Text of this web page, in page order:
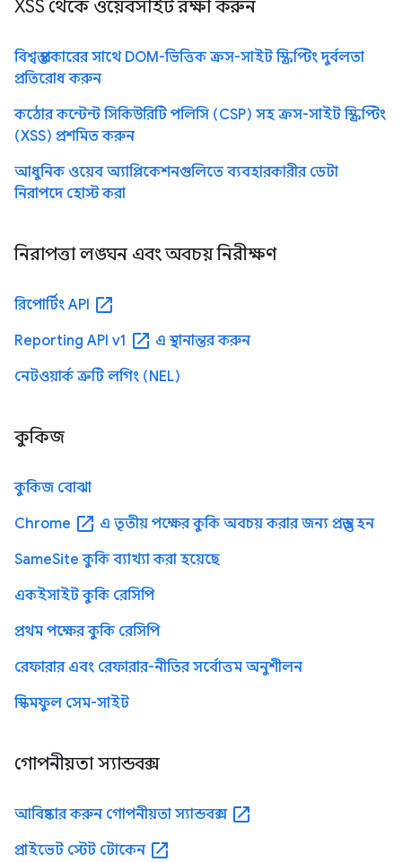
XSS থেকে ওয়েবসাইট রক্ষা করুন
বিশ্বস্ত প্রকারের সাথে DOM-ভিত্তিক ক্রস-সাইট স্ক্রিপ্টিং দুর্বলতা
প্রতিরোধ করুন
কঠোর কন্টেন্ট সিকিউরিটি পলিসি (CSP) সহ ক্রস-সাইট স্ক্রিপ্টিং
(XSS) প্রশমিত করুন
আধুনিক ওয়েব অ্যাপ্লিকেশনগুলিতে ব্যবহারকারীর ডেটা
নিরাপদে হোস্ট করা
নিরাপত্তা লঙ্ঘন এবং অবচয় নিরীক্ষণ
রিপোর্টিং API open_in_new
Reporting API v1 open_in_new এ স্থানান্তর করুন
নেটওয়ার্ক ত্রুটি লগিং (NEL)
কুকিজ
কুকিজ বোঝা
Chrome open_in_new এ তৃতীয় পক্ষের কুকি অবচয় করার জন্য প্রস্তুত হন
SameSite কুকি ব্যাখ্যা করা হয়েছে
একইসাইট কুকি রেসিপি
প্রথম পক্ষের কুকি রেসিপি
রেফারার এবং রেফারার-নীতির সর্বোত্তম অনুশীলন
স্কিমফুল সেম-সাইট
গোপনীয়তা স্যান্ডবক্স
আবিষ্কার করুন গোপনীয়তা স্যান্ডবক্স open_in_new
প্রাইভেট স্টেট টোকেন open_in_new